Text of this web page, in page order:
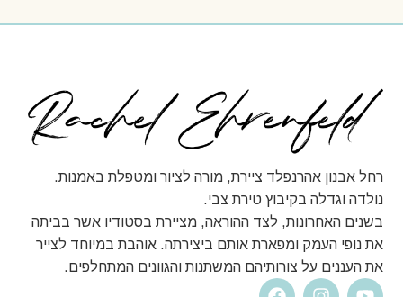
רחל אבנון אהרנפלד ציירת, מורה לציור ומטפלת באמנות.
נולדה וגדלה בקיבוץ טירת צבי.
בשנים האחרונות, לצד ההוראה, מציירת בסטודיו אשר בביתה
את נופי העמק ומפארת אותם ביצירתה. אוהבת במיוחד לצייר
את העננים על צורותיהם המשתנות והגוונים המתחלפים.